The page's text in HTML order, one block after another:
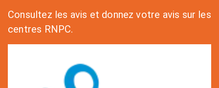
Consultez les avis et donnez votre avis sur les
centres RNPC.